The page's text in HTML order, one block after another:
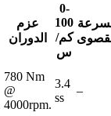
عزم
الدوران
0-
100
كم/
س
780 Nm
@
4000rpm.
3.4
ss
–